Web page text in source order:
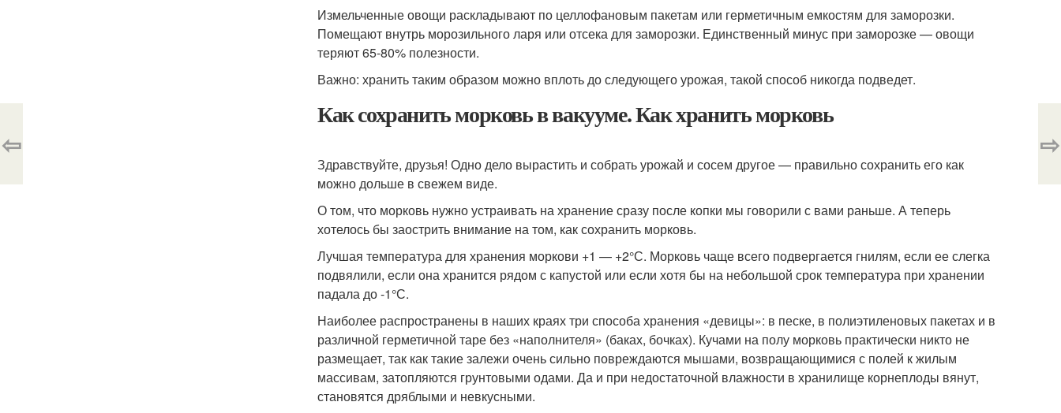
Измельченные овощи раскладывают по целлофановым пакетам или герметичным емкостям для заморозки.
Помещают внутрь морозильного ларя или отсека для заморозки. Единственный минус при заморозке — овощи
теряют 65-80% полезности.
Важно: хранить таким образом можно вплоть до следующего урожая, такой способ никогда подведет.
Как сохранить морковь в вакууме. Как хранить морковь
Здравствуйте, друзья! Одно дело вырастить и собрать урожай и сосем другое — правильно сохранить его как
можно дольше в свежем виде.
О том, что морковь нужно устраивать на хранение сразу после копки мы говорили с вами раньше. А теперь
хотелось бы заострить внимание на том, как сохранить морковь.
Лучшая температура для хранения моркови +1 — +2°С. Морковь чаще всего подвергается гнилям, если ее слегка
подвялили, если она хранится рядом с капустой или если хотя бы на небольшой срок температура при хранении
падала до -1°С.
Наиболее распространены в наших краях три способа хранения «девицы»: в песке, в полиэтиленовых пакетах и в
различной герметичной таре без «наполнителя» (баках, бочках). Кучами на полу морковь практически никто не
размещает, так как такие залежи очень сильно повреждаются мышами, возвращающимися с полей к жилым
массивам, затопляются грунтовыми одами. Да и при недостаточной влажности в хранилище корнеплоды вянут,
становятся дряблыми и невкусными.
⇦ ⇨